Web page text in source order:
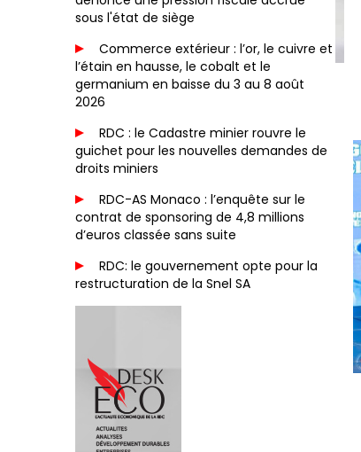
sous l'état de siège
Commerce extérieur : l’or, le cuivre et
l’étain en hausse, le cobalt et le
germanium en baisse du 3 au 8 août
2026
RDC : le Cadastre minier rouvre le
guichet pour les nouvelles demandes de
droits miniers
RDC-AS Monaco : l’enquête sur le
contrat de sponsoring de 4,8 millions
d’euros classée sans suite
RDC: le gouvernement opte pour la
restructuration de la Snel SA